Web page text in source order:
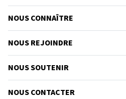
NOUS CONNAÎTRE
NOUS REJOINDRE
NOUS SOUTENIR
NOUS CONTACTER